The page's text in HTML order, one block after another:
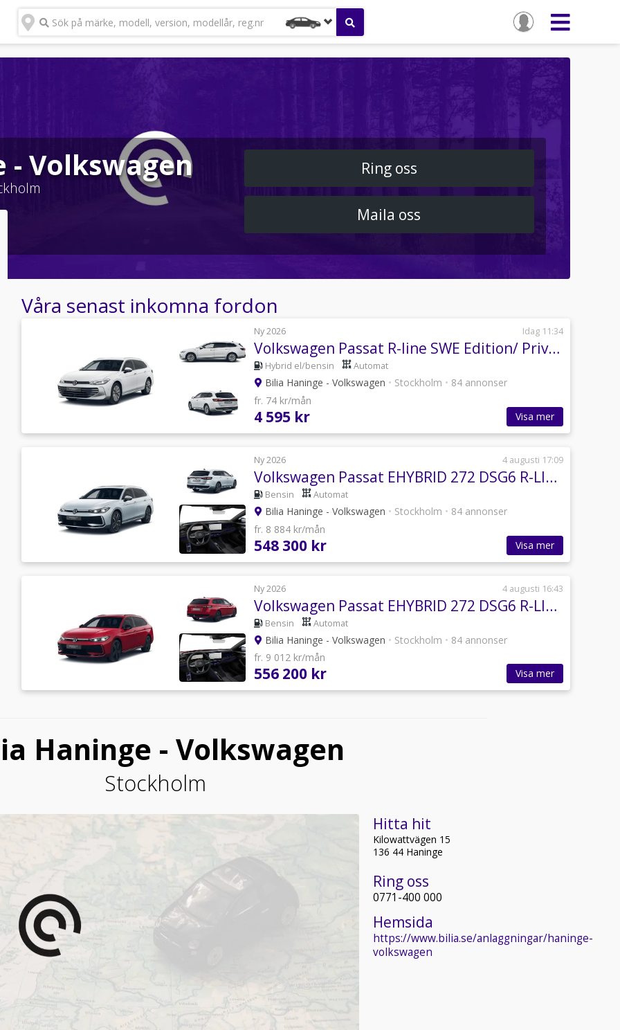
Sök på märke, modell, version, modellår, reg.nr
- Volkswagen Ring oss
Maila oss
Våra senast inkomna fordon
Ny 2026 Idag 11:34
Volkswagen Passat R-line SWE Edition/ Privatleasing/ Kampanj
Hybrid el/bensin Automat
Bilia Haninge - Volkswagen • Stockholm • 84 annonser
fr. 74 kr/mån
4 595 kr Visa mer
Ny 2026 4 augusti 17:09
Volkswagen Passat EHYBRID 272 DSG6 R-LINE
Bensin Automat
Bilia Haninge - Volkswagen • Stockholm • 84 annonser
fr. 8 884 kr/mån
548 300 kr Visa mer
Ny 2026 4 augusti 16:43
Volkswagen Passat EHYBRID 272 DSG6 R-LINE
Bensin Automat
Bilia Haninge - Volkswagen • Stockholm • 84 annonser
fr. 9 012 kr/mån
556 200 kr Visa mer
Haninge - Volkswagen
Stockholm
Hitta hit
Kilowattvägen 15
136 44 Haninge
Ring oss
0771-400 000
Hemsida
https://www.bilia.se/anlaggningar/haninge-
volkswagen